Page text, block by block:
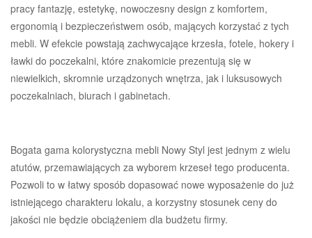
pracy fantazję, estetykę, nowoczesny design z komfortem,
ergonomią i bezpieczeństwem osób, mających korzystać z tych
mebli. W efekcie powstają zachwycające krzesła, fotele, hokery i
ławki do poczekalni, które znakomicie prezentują się w
niewielkich, skromnie urządzonych wnętrza, jak i luksusowych
poczekalniach, biurach i gabinetach.
Bogata gama kolorystyczna mebli Nowy Styl jest jednym z wielu
atutów, przemawiających za wyborem krzeseł tego producenta.
Pozwoli to w łatwy sposób dopasować nowe wyposażenie do już
istniejącego charakteru lokalu, a korzystny stosunek ceny do
jakości nie będzie obciążeniem dla budżetu firmy.